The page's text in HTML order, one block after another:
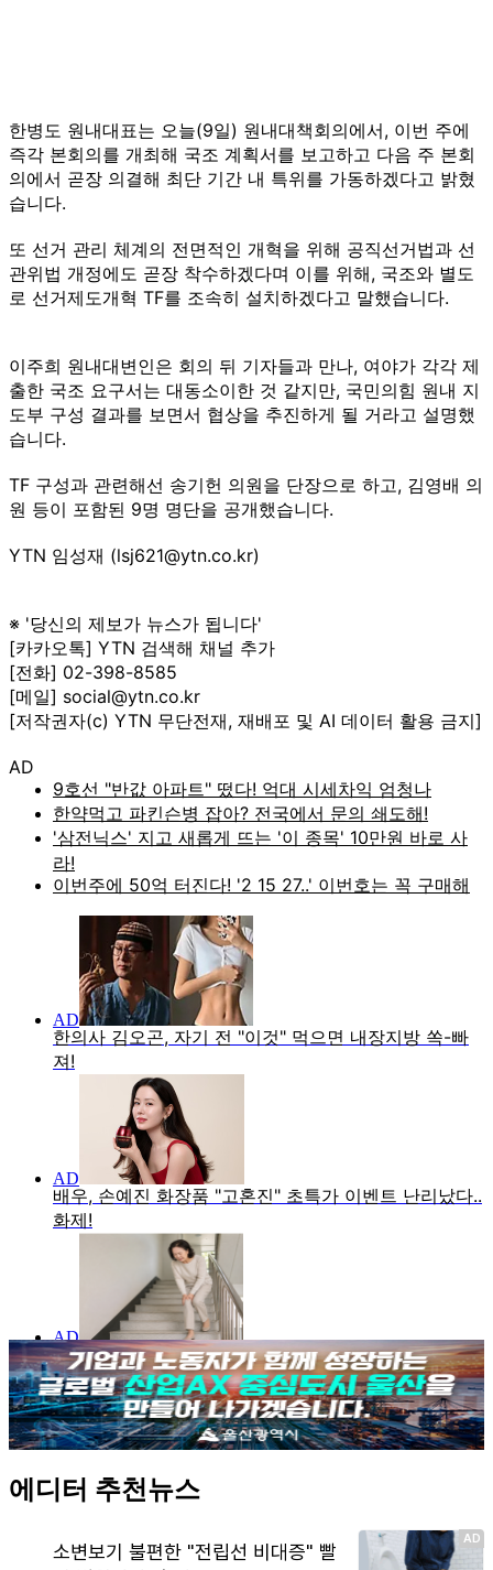
한병도 원내대표는 오늘(9일) 원내대책회의에서, 이번 주에
즉각 본회의를 개최해 국조 계획서를 보고하고 다음 주 본회
의에서 곧장 의결해 최단 기간 내 특위를 가동하겠다고 밝혔
습니다.
또 선거 관리 체계의 전면적인 개혁을 위해 공직선거법과 선
관위법 개정에도 곧장 착수하겠다며 이를 위해, 국조와 별도
로 선거제도개혁 TF를 조속히 설치하겠다고 말했습니다.
이주희 원내대변인은 회의 뒤 기자들과 만나, 여야가 각각 제
출한 국조 요구서는 대동소이한 것 같지만, 국민의힘 원내 지
도부 구성 결과를 보면서 협상을 추진하게 될 거라고 설명했
습니다.
TF 구성과 관련해선 송기헌 의원을 단장으로 하고, 김영배 의
원 등이 포함된 9명 명단을 공개했습니다.
YTN 임성재 (lsj621@ytn.co.kr)
※ '당신의 제보가 뉴스가 됩니다'
[카카오톡] YTN 검색해 채널 추가
[전화] 02-398-8585
[메일] social@ytn.co.kr
[저작권자(c) YTN 무단전재, 재배포 및 AI 데이터 활용 금지]
AD
에디터 추천뉴스